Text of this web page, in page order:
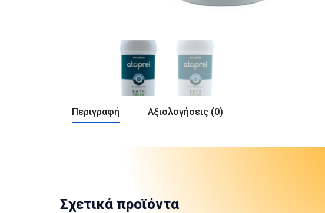
Περιγραφή Αξιολογήσεις (0)
Σχετικά προϊόντα